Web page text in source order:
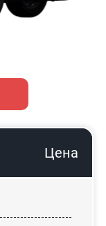
Цена